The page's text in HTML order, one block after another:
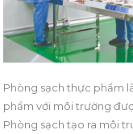
Phòng sạch thực phẩm
phẩm với môi trường
Phòng sạch tạo ra môi